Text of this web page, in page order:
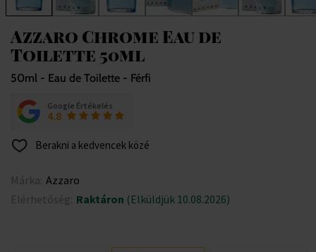
Azzaro Chrome Eau de
Toilette 50ml
50ml - Eau de Toilette - Férfi
Google Értékelés
4.8
Berakni a kedvencek közé
Márka: Azzaro
Elérhetőség: Raktáron (Elküldjük 10.08.2026)